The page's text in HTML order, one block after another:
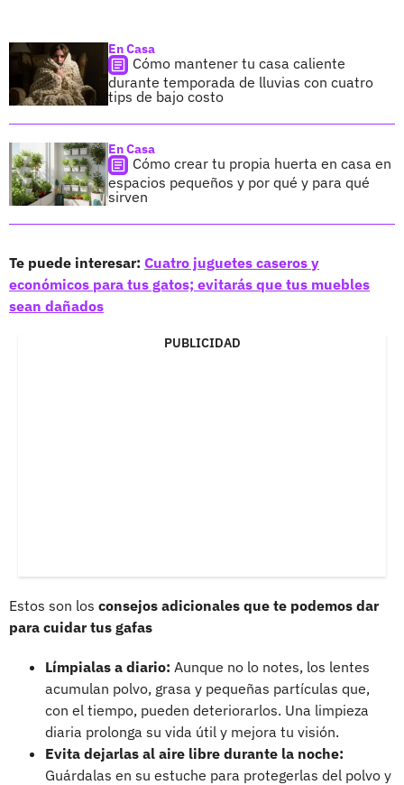
En Casa
Cómo mantener tu casa caliente
durante temporada de lluvias con cuatro
tips de bajo costo
En Casa
Cómo crear tu propia huerta en casa en
espacios pequeños y por qué y para qué
sirven
Te puede interesar: Cuatro juguetes caseros y
económicos para tus gatos; evitarás que tus muebles
sean dañados
PUBLICIDAD
Estos son los consejos adicionales que te podemos dar
para cuidar tus gafas
Límpialas a diario: Aunque no lo notes, los lentes
acumulan polvo, grasa y pequeñas partículas que,
con el tiempo, pueden deteriorarlos. Una limpieza
diaria prolonga su vida útil y mejora tu visión.
Evita dejarlas al aire libre durante la noche:
Guárdalas en su estuche para protegerlas del polvo y